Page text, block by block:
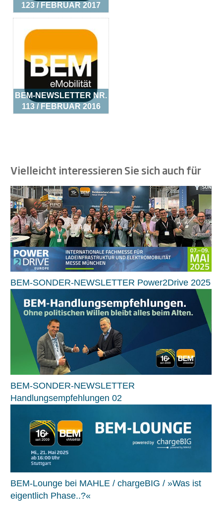
123 / FEBRUAR 2017
BEM-NEWSLETTER NR.
113 / FEBRUAR 2016
Vielleicht interessieren Sie sich auch für
BEM-SONDER-NEWSLETTER Power2Drive 2025
BEM-SONDER-NEWSLETTER
Handlungsempfehlungen 02
BEM-Lounge bei MAHLE / chargeBIG / »Was ist
eigentlich Phase..?«